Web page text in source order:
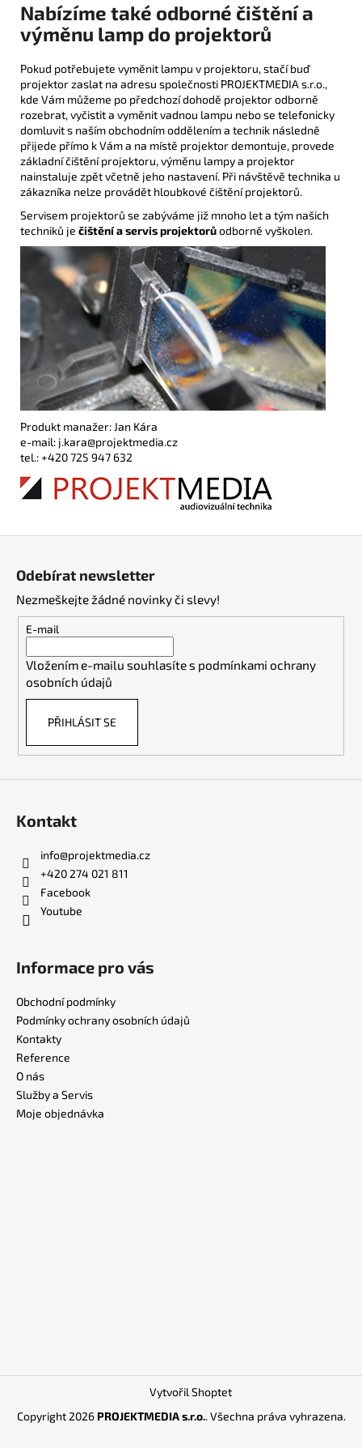
Nabízíme také odborné čištění a
výměnu lamp do projektorů
Pokud potřebujete vyměnit lampu v projektoru, stačí buď
projektor zaslat na adresu společnosti PROJEKTMEDIA s.r.o.,
kde Vám můžeme po předchozí dohodě projektor odborně
rozebrat, vyčistit a vyměnit vadnou lampu nebo se telefonicky
domluvit s naším obchodním oddělením a technik následně
přijede přímo k Vám a na místě projektor demontuje, provede
základní čištění projektoru, výměnu lampy a projektor
nainstaluje zpět včetně jeho nastavení. Při návštěvě technika u
zákazníka nelze provádět hloubkové čištění projektorů.
Servisem projektorů se zabýváme již mnoho let a tým našich
techniků je čištění a servis projektorůodborně vyškolen.
Produkt manažer: Jan Kára
e-mail: j.kara@projektmedia.cz
tel.: +420 725 947 632
Odebírat newsletter
Nezmeškejte žádné novinky či slevy!
E-mail
Vložením e-mailu souhlasíte s podmínkami ochrany
osobních údajů
PŘIHLÁSIT SE
Kontakt
info@projektmedia.cz
+420 274 021 811
Facebook
Youtube
Informace pro vás
Obchodní podmínky
Podmínky ochrany osobních údajů
Kontakty
Reference
O nás
Služby a Servis
Moje objednávka
Vytvořil Shoptet
Copyright 2026 PROJEKTMEDIA s.r.o.. Všechna práva vyhrazena.